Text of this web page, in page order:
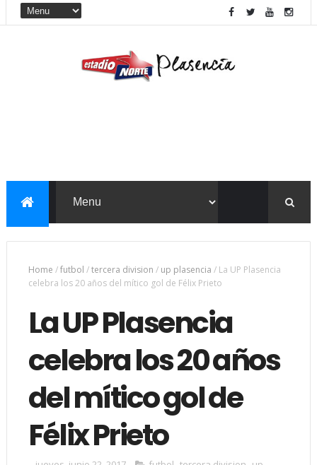
Home /futbol /tercera division / up plasencia / La UP Plasencia
celebra los 20 años del mítico gol de Félix Prieto
La UP Plasencia
celebra los 20 años
del mítico gol de
Félix Prieto